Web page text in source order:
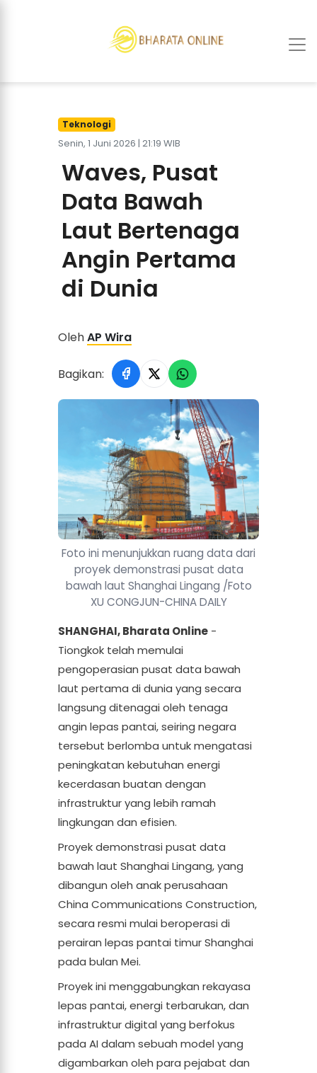
Teknologi
Senin, 1 Juni 2026 | 21:19 WIB
Waves, Pusat
Data Bawah
Laut Bertenaga
Angin Pertama
di Dunia
OlehAP Wira
Bagikan:
Foto ini menunjukkan ruang data dari
proyek demonstrasi pusat data
bawah laut Shanghai Lingang /Foto
XU CONGJUN-CHINA DAILY
SHANGHAI, Bharata Online -
Tiongkok telah memulai
pengoperasian pusat data bawah
laut pertama di dunia yang secara
langsung ditenagai oleh tenaga
angin lepas pantai, seiring negara
tersebut berlomba untuk mengatasi
peningkatan kebutuhan energi
kecerdasan buatan dengan
infrastruktur yang lebih ramah
lingkungan dan efisien.
Proyek demonstrasi pusat data
bawah laut Shanghai Lingang, yang
dibangun oleh anak perusahaan
China Communications Construction,
secara resmi mulai beroperasi di
perairan lepas pantai timur Shanghai
pada bulan Mei.
Proyek ini menggabungkan rekayasa
lepas pantai, energi terbarukan, dan
infrastruktur digital yang berfokus
pada AI dalam sebuah model yang
digambarkan oleh para pejabat dan